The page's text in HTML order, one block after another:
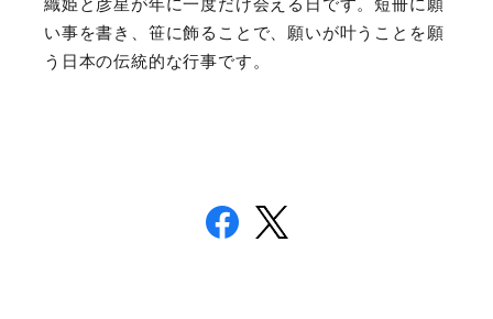
織姫と彦星が年に一度だけ会える日です。短冊に願
い事を書き、笹に飾ることで、願いが叶うことを願
う日本の伝統的な行事です。